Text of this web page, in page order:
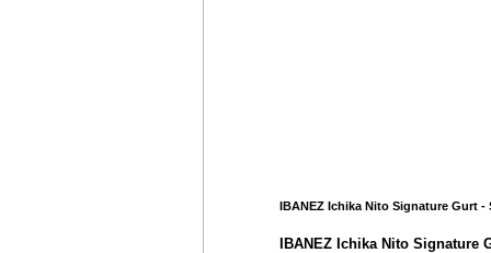
IBANEZ Ichika Nito Signature Gurt -
IBANEZ Ichika Nito Signature